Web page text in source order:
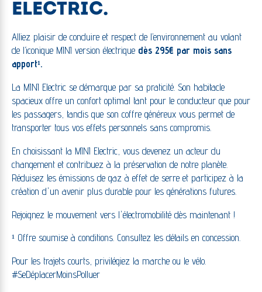
ELECTRIC.
Alliez plaisir de conduire et respect de l’environnement au volant
de l’iconique MINI version électrique dès 295€ par mois sans
apport¹.
La MINI Electric se démarque par sa praticité. Son habitacle
spacieux offre un confort optimal tant pour le conducteur que pour
les passagers, tandis que son coffre généreux vous permet de
transporter tous vos effets personnels sans compromis.
En choisissant la MINI Electric, vous devenez un acteur du
changement et contribuez à la préservation de notre planète.
Réduisez les émissions de gaz à effet de serre et participez à la
création d'un avenir plus durable pour les générations futures.
Rejoignez le mouvement vers l'électromobilité dès maintenant !
¹ Offre soumise à conditions. Consultez les détails en concession.
Pour les trajets courts, privilégiez la marche ou le vélo.
#SeDéplacerMoinsPolluer